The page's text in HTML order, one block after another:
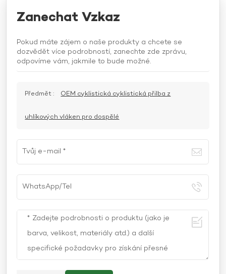
Zanechat Vzkaz
Pokud máte zájem o naše produkty a chcete se
dozvědět více podrobností, zanechte zde zprávu,
odpovíme vám, jakmile to bude možné.
Předmět : OEM cyklistická cyklistická přilba z
uhlíkových vláken pro dospělé